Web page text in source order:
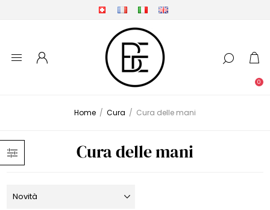
0
Home / Cura / Cura delle mani
Cura delle mani